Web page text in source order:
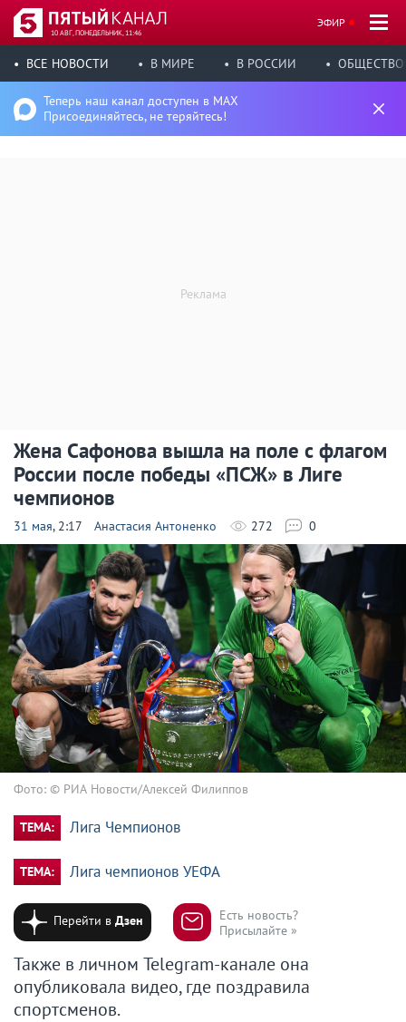
10 АВГ, ПОНЕДЕЛЬНИК, 11:46
ЭФИР
ВСЕ НОВОСТИ В МИРЕ В РОССИИ ОБЩЕСТВО
Теперь наш канал доступен в MAX
Присоединяйтесь, не теряйтесь!
Жена Сафонова вышла на поле с флагом
России после победы «ПСЖ» в Лиге
чемпионов
31 мая, 2:17 Анастасия Антоненко 272 0
Фото: © РИА Новости/Алексей Филиппов
ТЕМА: Лига Чемпионов
ТЕМА: Лига чемпионов УЕФА
Перейти вДзен
Есть новость?
Присылайте »
Также в личном Telegram-канале она
опубликовала видео, где поздравила
спортсменов.